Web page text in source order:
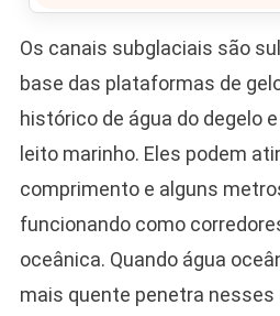
Os canais subglaciais são
base das plataformas de
histórico de água do degelo
leito marinho. Eles podem
comprimento e alguns
funcionando como
oceânica. Quando água
mais quente penetra nesses